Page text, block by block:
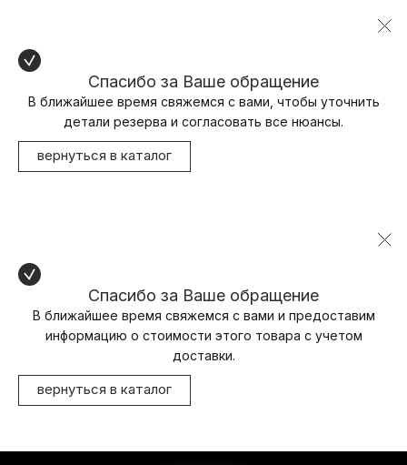
Спасибо за Ваше обращение
В ближайшее время свяжемся с вами, чтобы уточнить
детали резерва и согласовать все нюансы.
вернуться в каталог
Спасибо за Ваше обращение
В ближайшее время свяжемся с вами и предоставим
информацию о стоимости этого товара с учетом
доставки.
вернуться в каталог